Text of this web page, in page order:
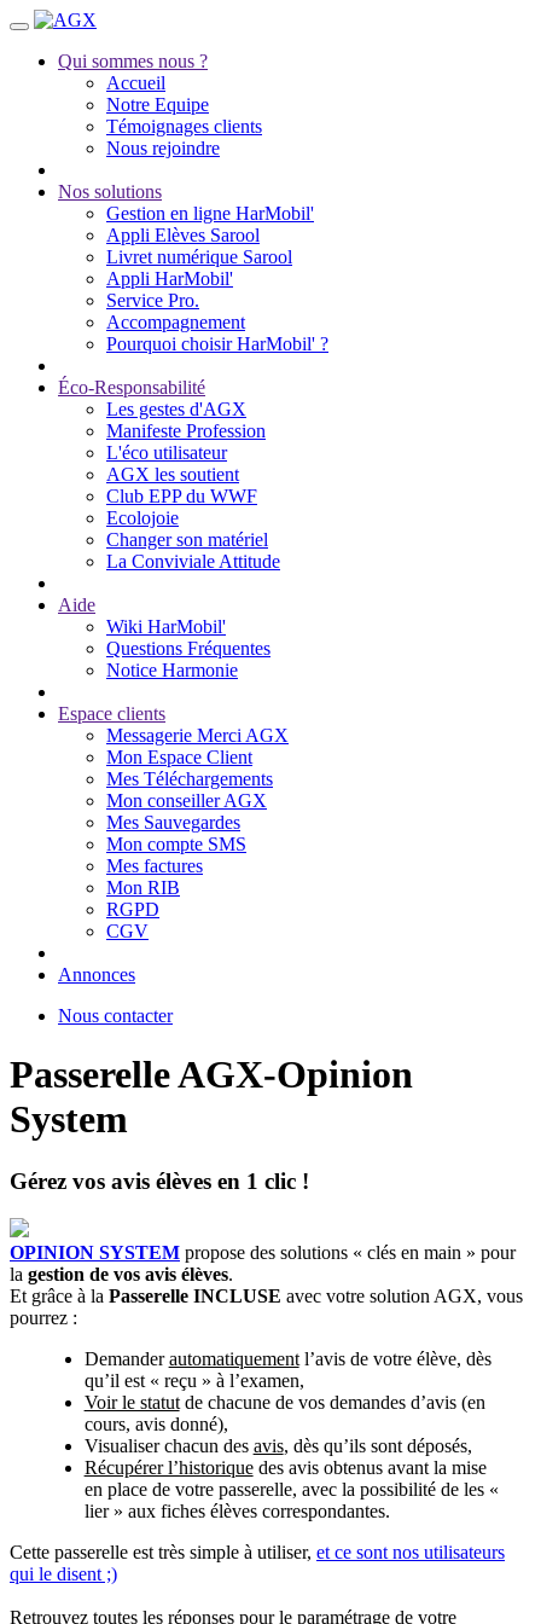
Qui sommes nous ?
Accueil
Notre Equipe
Témoignages clients
Nous rejoindre
Nos solutions
Gestion en ligne HarMobil'
Appli Elèves Sarool
Livret numérique Sarool
Appli HarMobil'
Service Pro.
Accompagnement
Pourquoi choisir HarMobil' ?
Éco-Responsabilité
Les gestes d'AGX
Manifeste Profession
L'éco utilisateur
AGX les soutient
Club EPP du WWF
Ecolojoie
Changer son matériel
La Conviviale Attitude
Aide
Wiki HarMobil'
Questions Fréquentes
Notice Harmonie
Espace clients
Messagerie Merci AGX
Mon Espace Client
Mes Téléchargements
Mon conseiller AGX
Mes Sauvegardes
Mon compte SMS
Mes factures
Mon RIB
RGPD
CGV
Annonces
Nous contacter
Passerelle AGX-Opinion
System
Gérez vos avis élèves en 1 clic !
OPINION SYSTEM propose des solutions « clés en main » pour
la gestion de vos avis élèves.
Et grâce à la Passerelle INCLUSE avec votre solution AGX, vous
pourrez :
Demanderautomatiquementl’avis de votre élève, dès
qu’il est « reçu » à l’examen,
Voir le statutde chacune de vos demandes d’avis (en
cours, avis donné),
Visualiser chacun des avis, dès qu’ils sont déposés,
Récupérer l’historiquedes avis obtenus avant la mise
en place de votre passerelle, avec la possibilité de les «
lier » aux fiches élèves correspondantes.
Cette passerelle est très simple à utiliser, et ce sont nos utilisateurs
qui le disent ;)
Retrouvez toutes les réponses pour le paramétrage de votre